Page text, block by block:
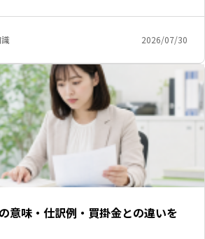
2026/07/30
意味・仕訳例・買掛金との違いを